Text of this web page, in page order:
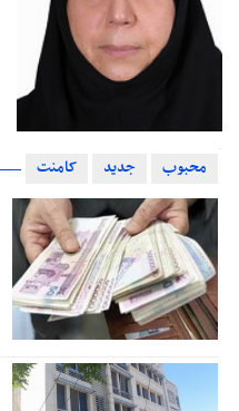
محبوب جدید کامنت